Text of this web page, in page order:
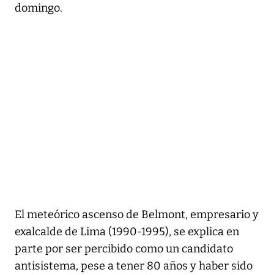
domingo.
El meteórico ascenso de Belmont, empresario y
exalcalde de Lima (1990-1995), se explica en
parte por ser percibido como un candidato
antisistema, pese a tener 80 años y haber sido